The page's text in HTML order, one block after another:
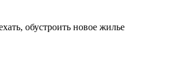
обустроить новое жилье